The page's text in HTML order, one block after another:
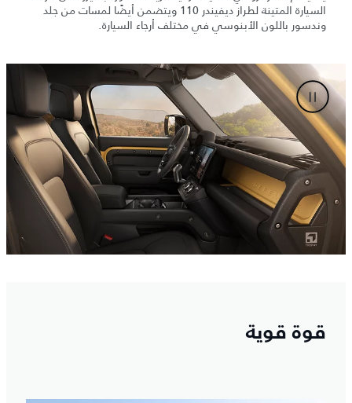
السيارة المتينة لطراز ديفيندر 110 ويتضمن أيضًا لمسات من جلد
وندسور باللون الأبنوسي في مختلف أرجاء السيارة.
قوة قوية